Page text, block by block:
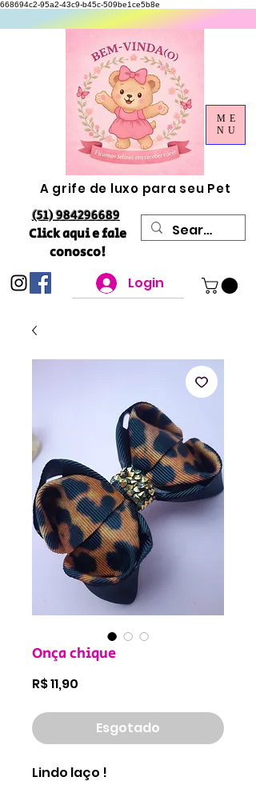
668694c2-95a2-43c9-b45c-509be1ce5b8e
A grife de luxo para seu Pet
(51) 984296689
Click aqui e fale
conosco!
Login
ME
NU
Onça chique
R$ 11,90
Esgotado
Lindo laço !